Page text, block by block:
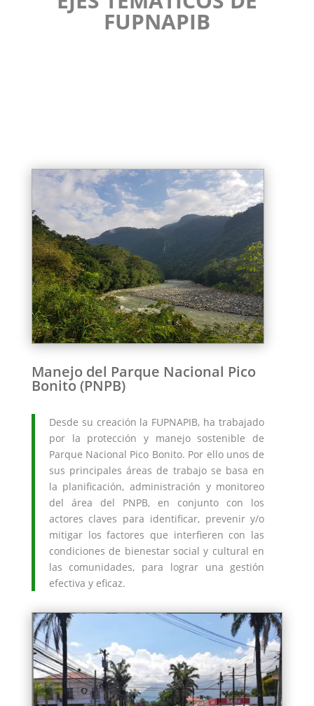
FUPNAPIB
Manejo del Parque Nacional Pico
Bonito (PNPB)
Desde su creación la FUPNAPIB, ha trabajado
por la protección y manejo sostenible de
Parque Nacional Pico Bonito. Por ello unos de
sus principales áreas de trabajo se basa en
la planificación, administración y monitoreo
del área del PNPB, en conjunto con los
actores claves para identificar, prevenir y/o
mitigar los factores que interfieren con las
condiciones de bienestar social y cultural en
las comunidades, para lograr una gestión
efectiva y eficaz.